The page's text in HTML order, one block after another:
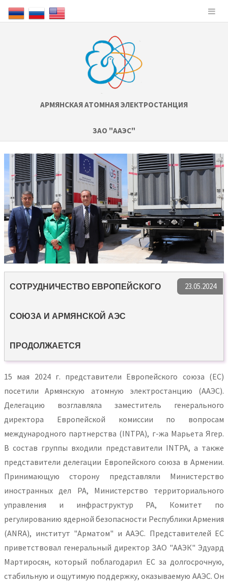
АРМЯНСКАЯ АТОМНАЯ ЭЛЕКТРОСТАНЦИЯ
ЗАО "ААЭС"
23.05.2024
СОТРУДНИЧЕСТВО ЕВРОПЕЙСКОГО
СОЮЗА И АРМЯНСКОЙ АЭС
ПРОДОЛЖАЕТСЯ
15 мая 2024 г. представители Европейского союза (ЕС)
посетили Армянскую атомную электростанцию (ААЭС).
Делегацию возглавляла заместитель генерального
директора Европейской комиссии по вопросам
международного партнерства (INTPA), г-жа Марьета Ягер.
В состав группы входили представители INTPA, а также
представители делегации Европейского союза в Армении.
Принимающую сторону представляли Министерство
иностранных дел РА, Министерство территориального
управления и инфраструктур РА, Комитет по
регулированию ядерной безопасности Республики Армения
(ANRA), институт "Арматом" и ААЭС. Представителей ЕС
приветствовал генеральный директор ЗАО "ААЭК" Эдуард
Мартиросян, который поблагодарил ЕС за долгосрочную,
стабильную и ощутимую поддержку, оказываемую ААЭС. Он